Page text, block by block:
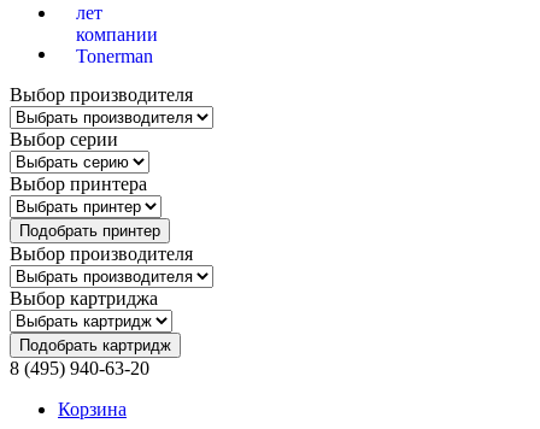
Выбор производителя
Выбор серии
Выбор принтера
Подобрать принтер
Выбор производителя
Выбор картриджа
Подобрать картридж
8 (495) 940-63-20
Корзина